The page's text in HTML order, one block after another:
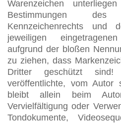
Warenzeichen
Bestimmungen
Kennzeichenrechts und
jeweiligen
aufgrund der bloßen
zu ziehen, dass
Dritter geschützt
veröffentlichte, vom Autor
bleibt allein beim
Vervielfältigung oder
Tondokumente,